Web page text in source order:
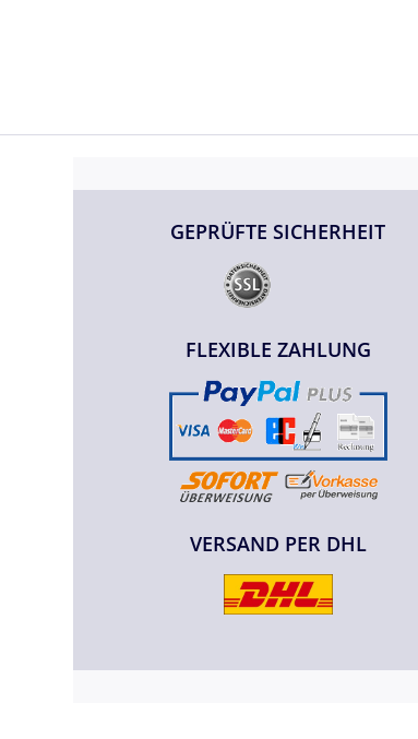
GEPRÜFTE SICHERHEIT
FLEXIBLE ZAHLUNG
VERSAND PER DHL